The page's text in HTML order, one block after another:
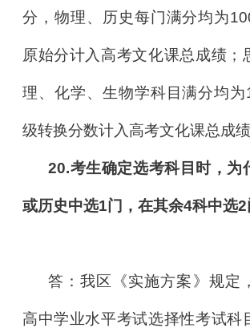
分，物理、历史每门满分均为
原始分计入高考文化课总成绩；
理、化学、生物学科目满分均
级转换分数计入高考文化课总成绩
20.考生确定选考科目时，为
或历史中选1门，在其余4科中选2
答：我区《实施方案》规定
高中学业水平考试选择性考试科